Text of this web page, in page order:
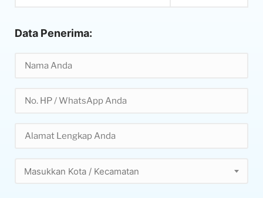
Data Penerima:
Masukkan Kota / Kecamatan